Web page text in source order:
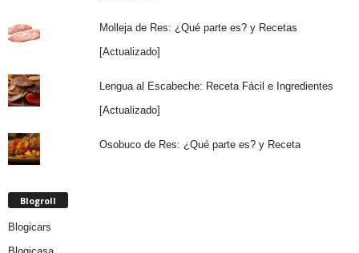
Molleja de Res: ¿Qué parte es? y Recetas
[Actualizado]
Lengua al Escabeche: Receta Fácil e Ingredientes
[Actualizado]
Osobuco de Res: ¿Qué parte es? y Receta
Blogroll
Blogicars